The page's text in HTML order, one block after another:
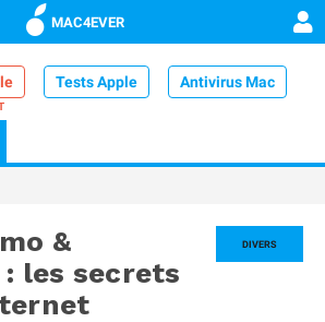
MAC4EVER
Tests Apple Antivirus Mac
DIVERS
&
: les secrets